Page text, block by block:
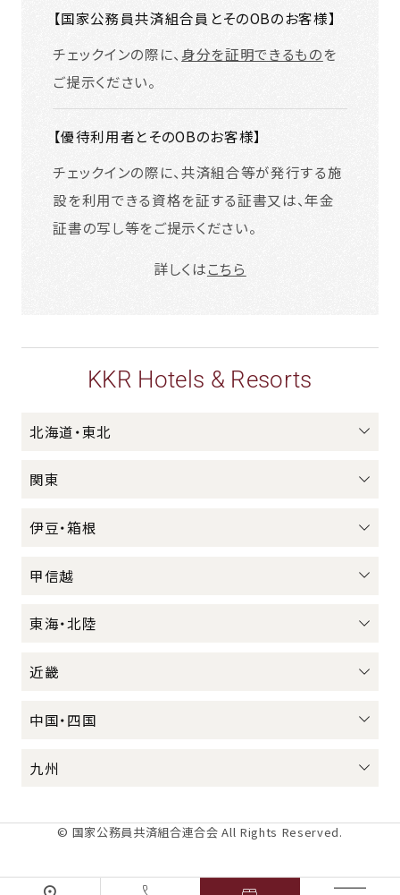
【国家公務員共済組合員とそのOBのお客様】
チェックインの際に、身分を証明できるものを
ご提示ください。
【優待利用者とそのOBのお客様】
チェックインの際に、共済組合等が発行する施
設を利用できる資格を証する証書又は、年金
証書の写し等をご提示ください。
詳しくはこちら
KKR Hotels & Resorts
北海道・東北
関東
伊豆・箱根
甲信越
東海・北陸
近畿
中国・四国
九州
© 国家公務員共済組合連合会 All Rights Reserved.